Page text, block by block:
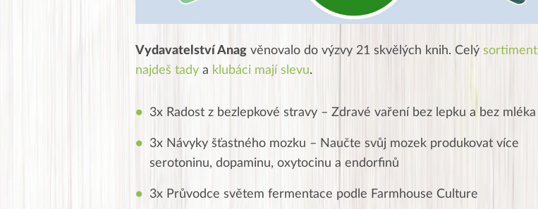
Vydavatelství Anag věnovalo do výzvy 21 skvělých knih. Celý sortiment
najdeš tady a klubáci mají slevu.
3x Radost z bezlepkové stravy – Zdravé vaření bez lepku a bez mléka
3x Návyky šťastného mozku – Naučte svůj mozek produkovat více
serotoninu, dopaminu, oxytocinu a endorfinů
3x Průvodce světem fermentace podle Farmhouse Culture